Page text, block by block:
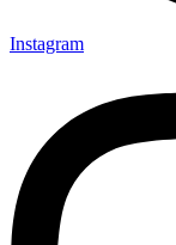
Instagram